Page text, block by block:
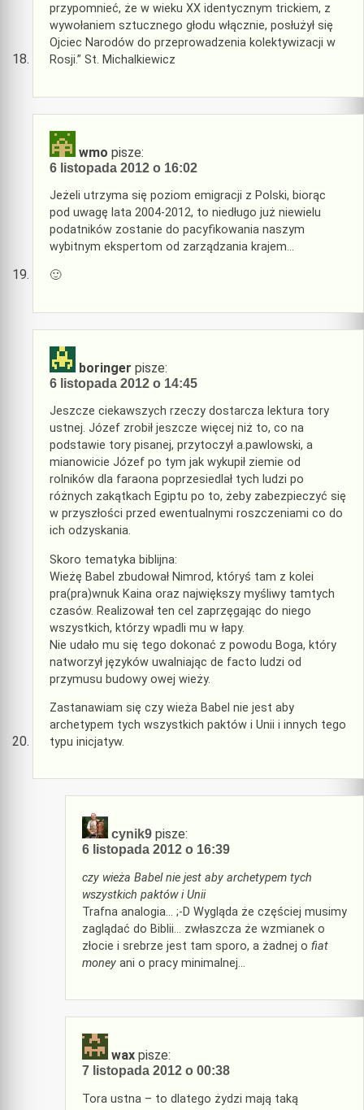
przypomnieć, że w wieku XX identycznym trickiem, z
wywołaniem sztucznego głodu włącznie, posłużył się
Ojciec Narodów do przeprowadzenia kolektywizacji w
Rosji.” St. Michalkiewicz
wmo pisze:
6 listopada 2012 o 16:02
Jeżeli utrzyma się poziom emigracji z Polski, biorąc
pod uwagę lata 2004-2012, to niedługo już niewielu
podatników zostanie do pacyfikowania naszym
wybitnym ekspertom od zarządzania krajem…
🙂
boringer pisze:
6 listopada 2012 o 14:45
Jeszcze ciekawszych rzeczy dostarcza lektura tory
ustnej. Józef zrobił jeszcze więcej niż to, co na
podstawie tory pisanej, przytoczył a.pawlowski, a
mianowicie Józef po tym jak wykupił ziemie od
rolników dla faraona poprzesiedlał tych ludzi po
różnych zakątkach Egiptu po to, żeby zabezpieczyć się
w przyszłości przed ewentualnymi roszczeniami co do
ich odzyskania.
Skoro tematyka biblijna:
Wieżę Babel zbudował Nimrod, któryś tam z kolei
pra(pra)wnuk Kaina oraz największy myśliwy tamtych
czasów. Realizował ten cel zaprzęgając do niego
wszystkich, którzy wpadli mu w łapy.
Nie udało mu się tego dokonać z powodu Boga, który
natworzył języków uwalniając de facto ludzi od
przymusu budowy owej wieży.
Zastanawiam się czy wieża Babel nie jest aby
archetypem tych wszystkich paktów i Unii i innych tego
typu inicjatyw.
cynik9 pisze:
6 listopada 2012 o 16:39
czy wieża Babel nie jest aby archetypem tych
wszystkich paktów i Unii
Trafna analogia… ;-D Wygląda że częściej musimy
zaglądać do Biblii… zwłaszcza że wzmianek o
złocie i srebrze jest tam sporo, a żadnej o fiat
money ani o pracy minimalnej…
wax pisze:
7 listopada 2012 o 00:38
Tora ustna – to dlatego żydzi mają taką